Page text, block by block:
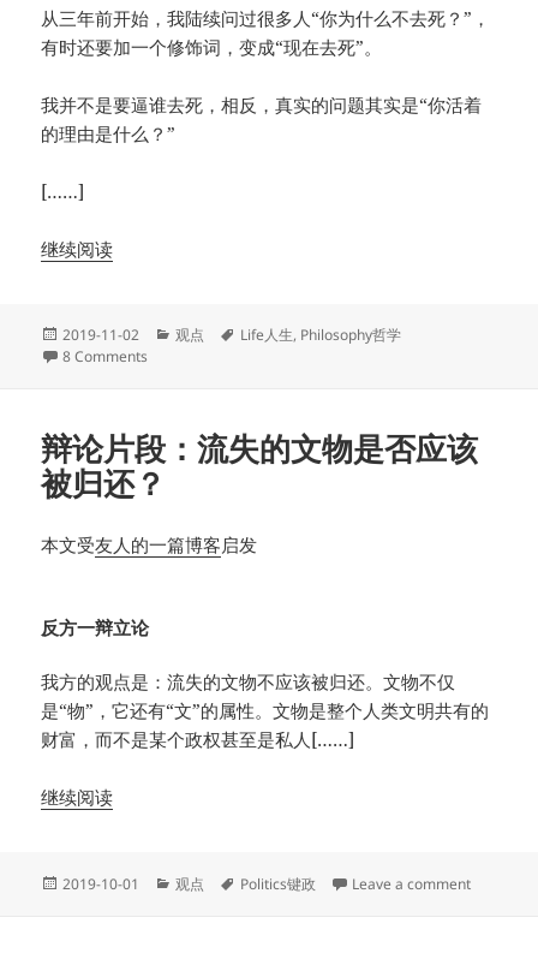
从三年前开始，我陆续问过很多人“你为什么不去死？”，
有时还要加一个修饰词，变成“现在去死”。
我并不是要逼谁去死，相反，真实的问题其实是“你活着
的理由是什么？”
[……]
继续阅读
Posted
on
2019-11-02 Categories
观点 Tags
Life人生, Philosophy哲学
8 Comments
辩论片段：流失的文物是否应该
被归还？
本文受友人的一篇博客启发
反方一辩立论
我方的观点是：流失的文物不应该被归还。文物不仅
是“物”，它还有“文”的属性。文物是整个人类文明共有的
财富，而不是某个政权甚至是私人[……]
继续阅读
Posted
2019-10-01 Categories
观点 Tags
Politics键政 Leave a commenton 辩论片